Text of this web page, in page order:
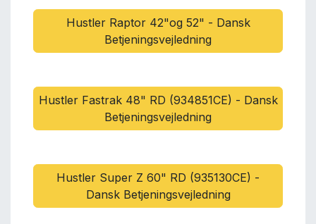
Hustler Raptor 42"og 52" - Dansk
Betjeningsvejledning
Hustler Fastrak 48" RD (934851CE) - Dansk
Betjeningsvejledning
Hustler Super Z 60" RD (935130CE) -
Dansk Betjeningsvejledning